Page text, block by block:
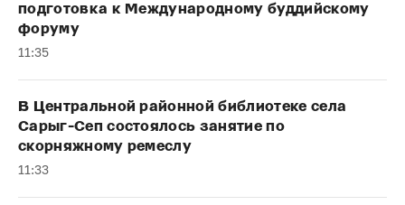
подготовка к Международному буддийскому
форуму
11:35
В Центральной районной библиотеке села
Сарыг-Сеп состоялось занятие по
скорняжному ремеслу
11:33